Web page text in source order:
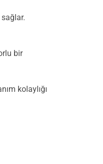
bir
kolaylığı